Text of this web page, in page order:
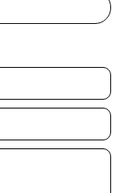
собраний, в